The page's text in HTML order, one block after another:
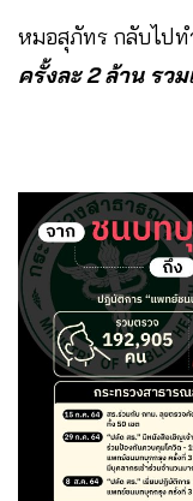
หมอสุภัทร กลับไปท
ครั้งละ 2 ล้าน รวม